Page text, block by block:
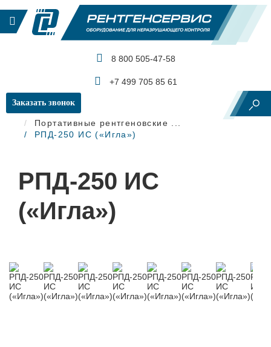
8 800 505-47-58
+7 499 705 85 61
Заказать звонок
Главная
Рентгеновский контроль
Портативные рентгеновские ...
РПД-250 ИС («Игла»)
РПД-250 ИС
(«Игла»)